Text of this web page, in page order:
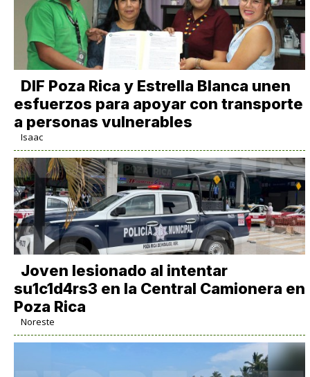
DIF Poza Rica y Estrella Blanca unen
esfuerzos para apoyar con transporte
a personas vulnerables
Isaac
Joven lesionado al intentar
su1c1d4rs3 en la Central Camionera en
Poza Rica
Noreste